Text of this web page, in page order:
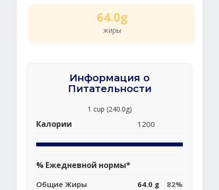
64.0g
жиры
Информация о
Питательности
1 cup (240.0g)
Калории 1200
% Ежедневной нормы*
Общие Жиры 64.0 g
82%